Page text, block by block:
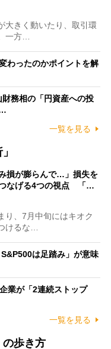
きく動いたり、取引環
一方…
わったのかポイントを解
財務相の「円資産への投
一覧を見る
損が膨らんで…」損失を
なげる4つの視点 「…
、7月中旬にはキオク
けるな…
は足踏み」が意味
業が「2連続ストップ
一覧を見る
の歩き方